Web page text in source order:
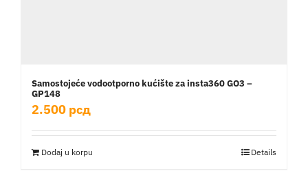
Samostojeće vodootporno kućište za insta360 GO3 –
GP148
2.500 рсд
Dodaj u korpu Details